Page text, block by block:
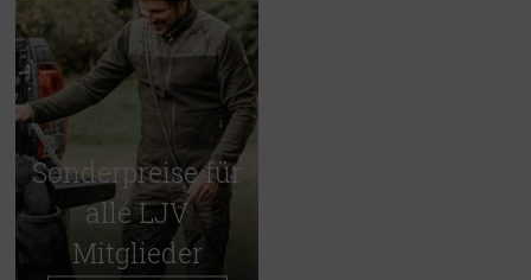
Sonderpreise für
alle LJV
Mitglieder